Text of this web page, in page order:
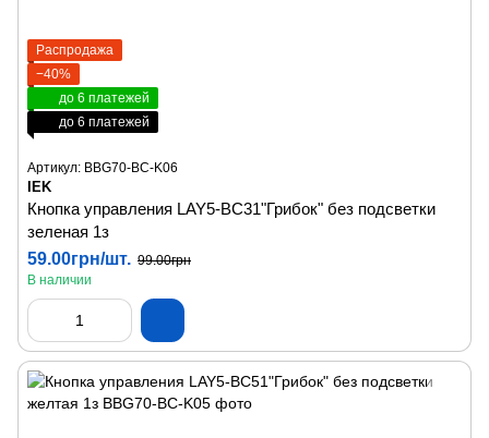
Распродажа
−40%
до 6 платежей
до 6 платежей
Артикул: BBG70-BC-K06
IEK
Кнопка управления LAY5-BC31"Грибок" без подсветки
зеленая 1з
59.00грн/шт. 99.00грн
В наличии